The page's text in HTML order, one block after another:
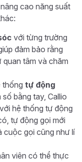
cao năng suất
với từng trường
đảm bảo rằng
tâm và chăm
thống tự động
số bằng tay, Callio
hệ thống tự động
tự động gọi mới
cuộc gọi cũng như lí
viên có thể thực